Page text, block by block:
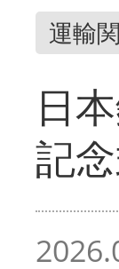
運輸
日
記